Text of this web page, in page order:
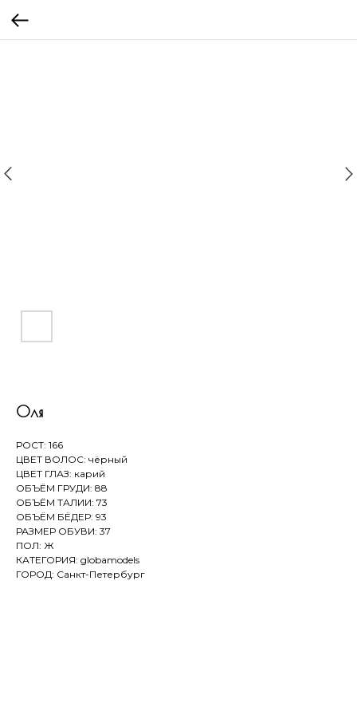
Оля
РОСТ: 166
ЦВЕТ ВОЛОС: чёрный
ЦВЕТ ГЛАЗ: карий
ОБЪЁМ ГРУДИ: 88
ОБЪЁМ ТАЛИИ: 73
ОБЪЁМ БЁДЕР: 93
РАЗМЕР ОБУВИ: 37
ПОЛ: Ж
КАТЕГОРИЯ: globamodels
ГОРОД: Санкт-Петербург